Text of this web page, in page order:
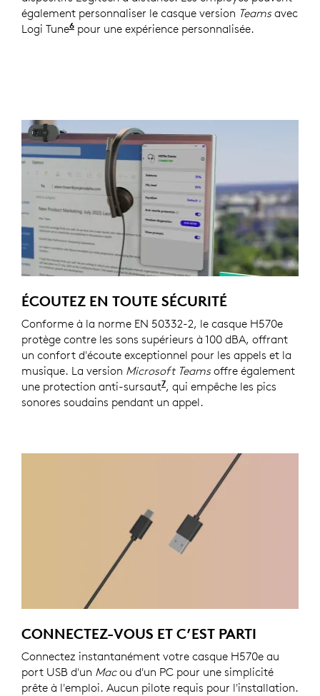
également personnaliser le casque version Teamsavec
Logi Tune6 Logi Tune est disponible sous Windows et
pour une expérience personnalisée.
ÉCOUTEZ EN TOUTE SÉCURITÉ
Conforme à la norme EN 50332-2, le casque H570e
protège contre les sons supérieurs à 100 dBA, offrant
un confort d'écoute exceptionnel pour les appels et la
musique. La version Microsoft Teamsoffre également
une protection anti-sursaut7. Nécessite Logi Tune,
, qui empêche les pics
sonores soudains pendant un appel.
CONNECTEZ-VOUS ET C’EST PARTI
Connectez instantanément votre casque H570e au
port USB d'un Macou d'un PC pour une simplicité
prête à l'emploi. Aucun pilote requis pour l'installation.